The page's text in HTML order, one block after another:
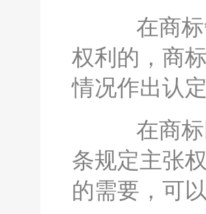
在商标
权利的，商
情况作出认定
在商标
条规定主张
的需要，可